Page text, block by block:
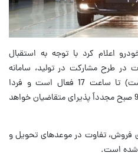
اعلام کرد با توجه به استقبال
در طرح مشارکت در تولید، سامانه
فروش امروز (سه‌شنبه 29 اردیبهشت) تا ساعت 17 فعال است و فردا
(چهارشنبه 30 اردیبهشت) از ساعت 9 صبح مجدداً پذیرای متقاضیان خواهد
فروش، تفاوت در موعدهای تحویل و
شده است.